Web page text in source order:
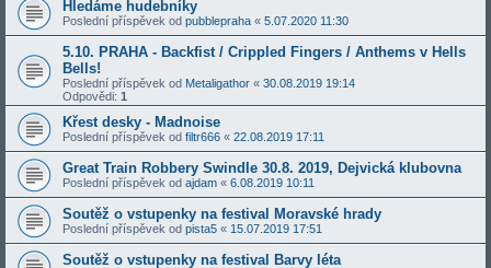
Hledáme hudebníky
Poslední příspěvek od pubblepraha « 5.07.2020 11:30
5.10. PRAHA - Backfist / Crippled Fingers / Anthems v Hells
Bells!
Poslední příspěvek od Metaligathor « 30.08.2019 19:14
Odpovědi: 1
Křest desky - Madnoise
Poslední příspěvek od filtr666 « 22.08.2019 17:11
Great Train Robbery Swindle 30.8. 2019, Dejvická klubovna
Poslední příspěvek od ajdam « 6.08.2019 10:11
Soutěž o vstupenky na festival Moravské hrady
Poslední příspěvek od pista5 « 15.07.2019 17:51
Soutěž o vstupenky na festival Barvy léta